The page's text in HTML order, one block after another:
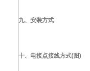
九、 安装方式
十、 电接点接线方式(图)